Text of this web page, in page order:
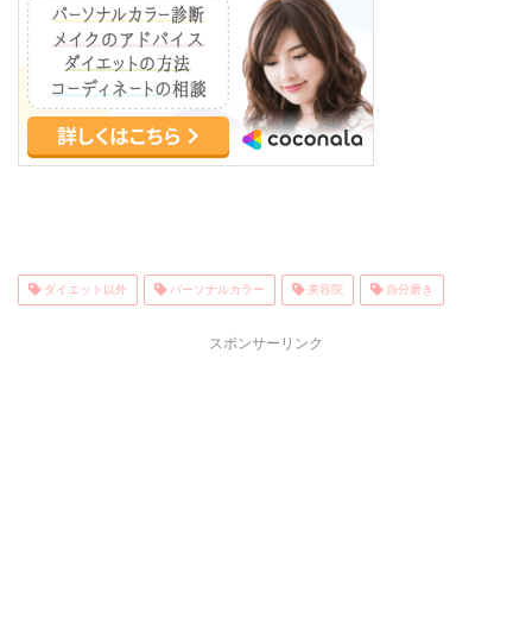
ダイエット以外 パーソナルカラー 美容院 自分磨き
スポンサーリンク